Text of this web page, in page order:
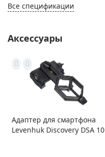
Все спецификации
Аксессуары
Адаптер для смартфона
Levenhuk Discovery DSA 10